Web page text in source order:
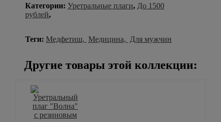
Категории: Уретральные плаги, До 1500
рублей,
Теги: Медфетиш, Медицина, Для мужчин
Другие товары этой коллекции: